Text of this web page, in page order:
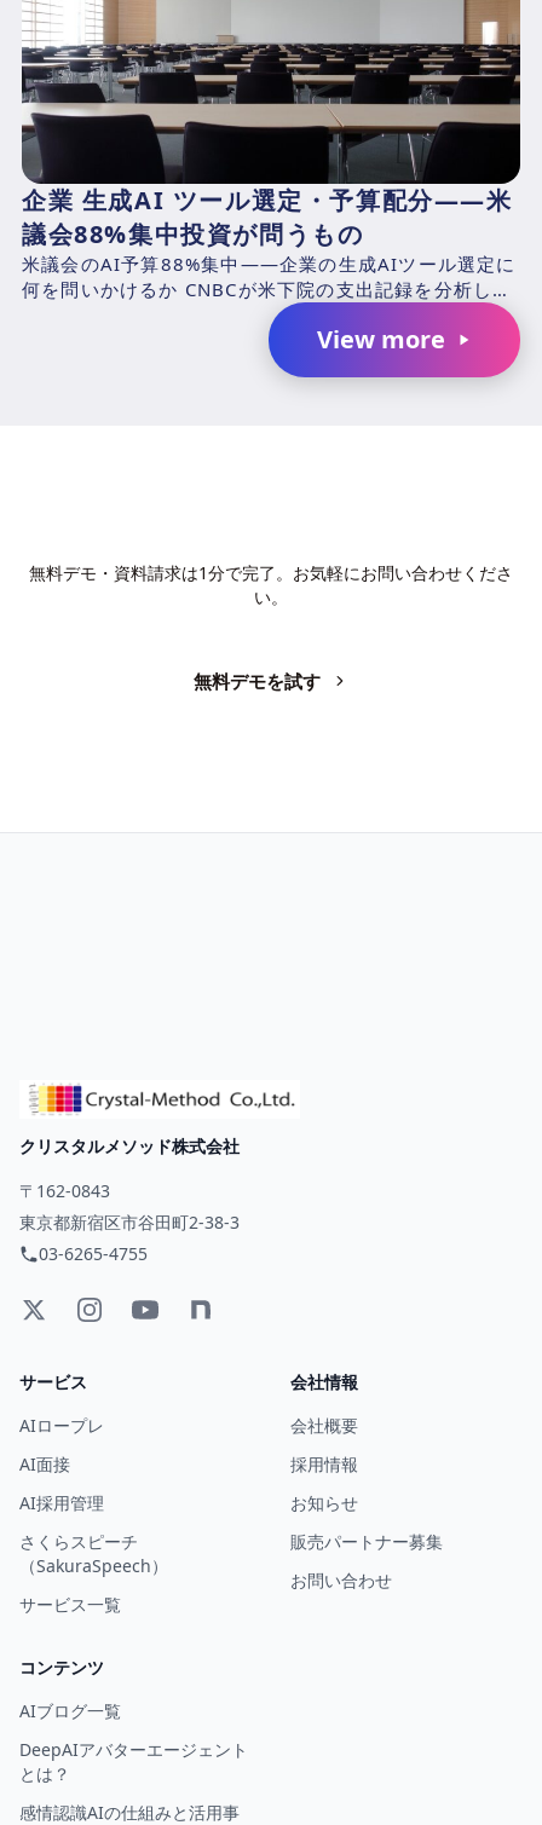
企業 生成AI ツール選定・予算配分——米
議会88%集中投資が問うもの
米議会のAI予算88%集中——企業の生成AIツール選定に
何を問いかけるか CNBCが米下院の支出記録を分析した
結果、2025年4月1日〜2026年3月31日の期...
View more
無料デモ・資料請求は1分で完了。お気軽にお問い合わせくださ
い。
無料デモを試す
クリスタルメソッド株式会社
〒162-0843
東京都新宿区市谷田町2-38-3
03-6265-4755
サービス
AIロープレ
AI面接
AI採用管理
さくらスピーチ
（SakuraSpeech）
サービス一覧
会社情報
会社概要
採用情報
お知らせ
販売パートナー募集
お問い合わせ
コンテンツ
AIブログ一覧
DeepAIアバターエージェント
とは？
感情認識AIの仕組みと活用事